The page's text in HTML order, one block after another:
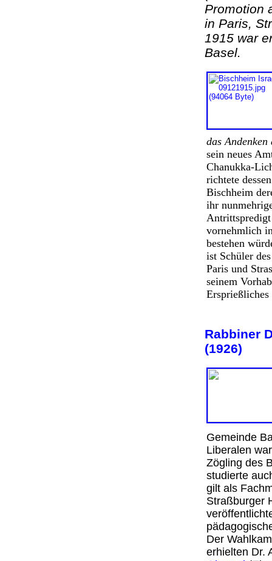
Promotion
in Paris,
1915 war
Basel.
das
sein neues
Chanukka-
richtete
Bischheim
ihr
Antrittspredigt
vornehmlich
bestehen
ist Schüler
Paris und
seinem
Rabbiner
(1926)
Gemeinde
Liberalen
Zögling des
studierte
gilt als
Straßburger
Der
erhielten Dr.